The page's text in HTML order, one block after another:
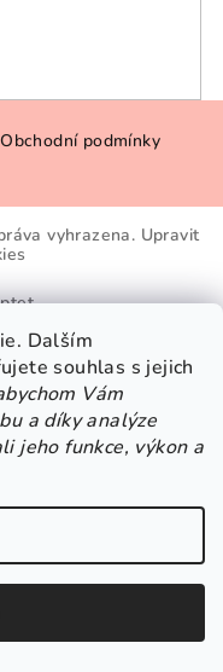
Dalším
souhlas s jejich
Vám
a díky analýze
jeho funkce, výkon a
Obchodní podmínky
vyhrazena. Upravit